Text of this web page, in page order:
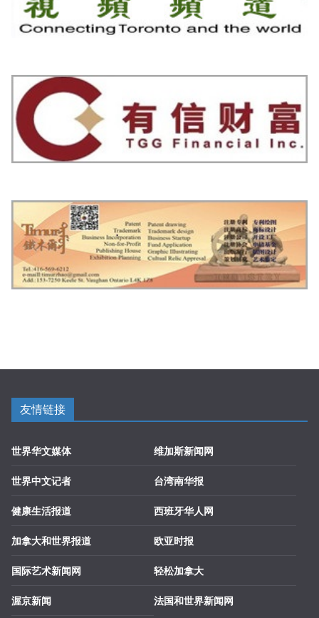
友情链接
世界华文媒体
世界中文记者
健康生活报道
加拿大和世界报道
国际艺术新闻网
渥京新闻
维加斯新闻网
台湾南华报
西班牙华人网
欧亚时报
轻松加拿大
法国和世界新闻网